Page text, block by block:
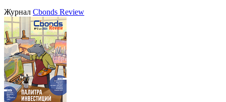
Журнал Cbonds Review